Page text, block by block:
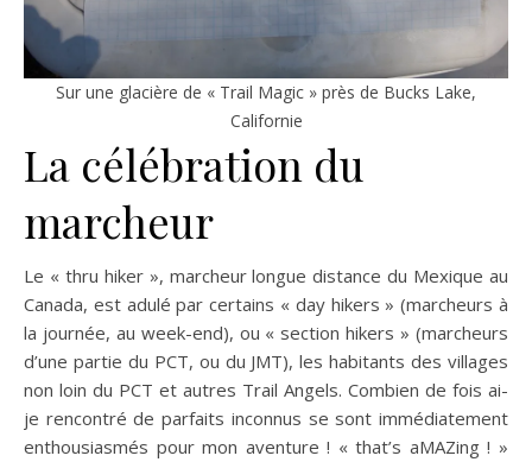
Sur une glacière de « Trail Magic » près de Bucks Lake,
Californie
La célébration du
marcheur
Le « thru hiker », marcheur longue distance du Mexique au
Canada, est adulé par certains « day hikers » (marcheurs à
la journée, au week-end), ou « section hikers » (marcheurs
d’une partie du PCT, ou du JMT), les habitants des villages
non loin du PCT et autres Trail Angels. Combien de fois ai-
je rencontré de parfaits inconnus se sont immédiatement
enthousiasmés pour mon aventure ! « that’s aMAZing ! »